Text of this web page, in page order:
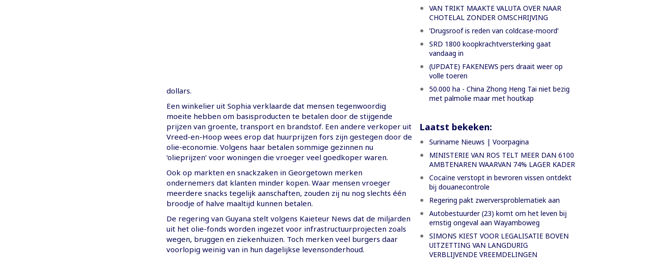
dollars.
Een winkelier uit Sophia verklaarde dat mensen tegenwoordig
moeite hebben om basisproducten te betalen door de stijgende
prijzen van groente, transport en brandstof. Een andere verkoper uit
Vreed-en-Hoop wees erop dat huurprijzen fors zijn gestegen door de
olie-economie. Volgens haar betalen sommige gezinnen nu
‘olieprijzen’ voor woningen die vroeger veel goedkoper waren.
Ook op markten en snackzaken in Georgetown merken
ondernemers dat klanten minder kopen. Waar mensen vroeger
meerdere snacks tegelijk aanschaften, zouden zij nu nog slechts één
broodje of halve maaltijd kunnen betalen.
De regering van Guyana stelt volgens Kaieteur News dat de miljarden
uit het olie-fonds worden ingezet voor infrastructuurprojecten zoals
wegen, bruggen en ziekenhuizen. Toch merken veel burgers daar
voorlopig weinig van in hun dagelijkse levensonderhoud.
VAN TRIKT MAAKTE VALUTA OVER NAAR
CHOTELAL ZONDER OMSCHRIJVING
’Drugsroof is reden van coldcase-moord’
SRD 1800 koopkrachtversterking gaat
vandaag in
(UPDATE) FAKENEWS pers draait weer op
volle toeren
50.000 ha - China Zhong Heng Tai niet bezig
met palmolie maar met houtkap
Laatst bekeken:
Suriname Nieuws | Voorpagina
MINISTERIE VAN ROS TELT MEER DAN 6100
AMBTENAREN WAARVAN 74% LAGER KADER
Cocaïne verstopt in bevroren vissen ontdekt
bij douanecontrole
Regering pakt zwerversproblematiek aan
Autobestuurder (23) komt om het leven bij
ernstig ongeval aan Wayamboweg
SIMONS KIEST VOOR LEGALISATIE BOVEN
UITZETTING VAN LANGDURIG
VERBLIJVENDE VREEMDELINGEN